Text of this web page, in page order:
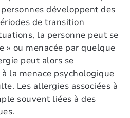
développent des
de transition
la personne peut se
» ou menacée par quelque
peut alors se
la menace psychologique
Les allergies associées à
souvent liées à des